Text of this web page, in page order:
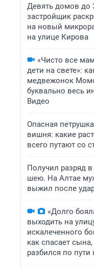
Девять домов до
застройщик
на новый
на улице Кирова
«Чисто все
дети на свете»:
медвежонок
буквально весь
Видео
Опасная
вишня: какие
всего путают со
Получил разряд
шею. На Алтае
выжил после
«Долго
выходить на
искалеченного
как спасает
разбился по пути